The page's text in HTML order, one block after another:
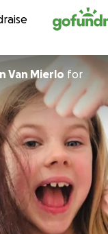
Van Mierlo for